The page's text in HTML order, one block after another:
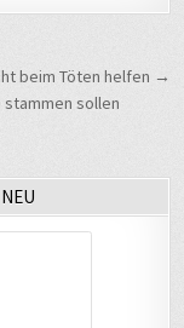
beim Töten helfen →
sollen